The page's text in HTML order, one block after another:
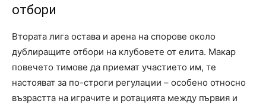
отбори
Втората лига остава и арена на спорове около
дублиращите отбори на клубовете от елита. Макар
повечето тимове да приемат участието им, те
настояват за по-строги регулации – особено относно
възрастта на играчите и ротацията между първия и